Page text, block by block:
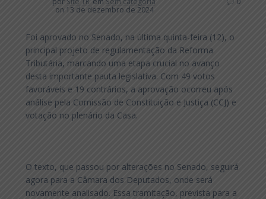
on 13 de dezembro de 2024
Foi aprovado no Senado, na última quinta-feira (12), o
principal projeto de regulamentação da Reforma
Tributária, marcando uma etapa crucial no avanço
desta importante pauta legislativa. Com 49 votos
favoráveis e 19 contrários, a aprovação ocorreu após
análise pela Comissão de Constituição e Justiça (CCJ) e
votação no plenário da Casa.
O texto, que passou por alterações no Senado, seguirá
agora para a Câmara dos Deputados, onde será
novamente analisado. Essa tramitação, prevista para a